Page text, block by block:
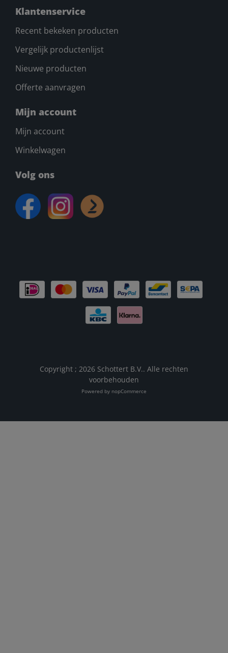
Klantenservice
Recent bekeken producten
Vergelijk productenlijst
Nieuwe producten
Offerte aanvragen
Mijn account
Mijn account
Winkelwagen
Volg ons
Copyright ; 2026 Schottert B.V.. Alle rechten
voorbehouden
Powered by nopCommerce